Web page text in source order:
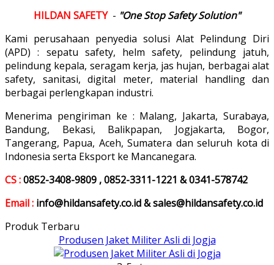
HILDAN SAFETY- "One Stop Safety Solution"
Kami perusahaan penyedia solusi Alat Pelindung Diri
(APD) : sepatu safety, helm safety, pelindung jatuh,
pelindung kepala, seragam kerja, jas hujan, berbagai alat
safety, sanitasi, digital meter, material handling dan
berbagai perlengkapan industri.
Menerima pengiriman ke : Malang, Jakarta, Surabaya,
Bandung, Bekasi, Balikpapan, Jogjakarta, Bogor,
Tangerang, Papua, Aceh, Sumatera dan seluruh kota di
Indonesia serta Eksport ke Mancanegara.
CS :0852-3408-9809 , 0852-3311-1221 & 0341-578742
Email : info@hildansafety.co.id & sales@hildansafety.co.id
Produk Terbaru
Produsen Jaket Militer Asli di Jogja